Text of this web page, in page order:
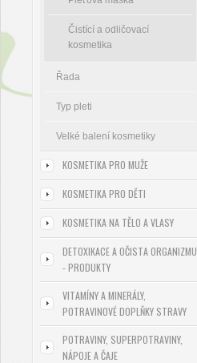
Čistící a odličovací
kosmetika
Řada
Typ pleti
Velké balení kosmetiky
KOSMETIKA PRO MUŽE
KOSMETIKA PRO DĚTI
KOSMETIKA NA TĚLO A VLASY
DETOXIKACE A OČISTA ORGANIZMU
- PRODUKTY
VITAMÍNY A MINERÁLY,
POTRAVINOVÉ DOPLŇKY STRAVY
POTRAVINY, SUPERPOTRAVINY,
NÁPOJE A ČAJE